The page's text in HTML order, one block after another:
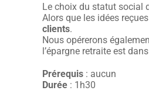
Le choix du statut social
Alors que les idées
clients.
Nous opérerons
l’épargne retraite est
Prérequis : aucun
Durée : 1h30